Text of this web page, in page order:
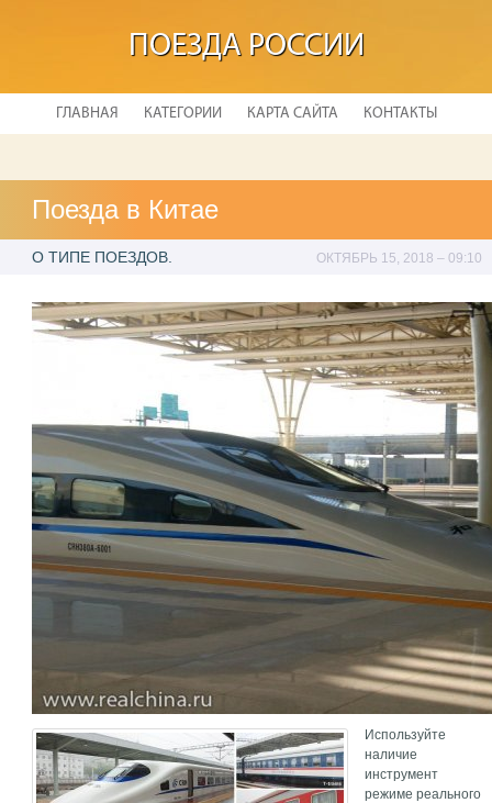
ПОЕЗДА РОССИИ
ГЛАВНАЯ КАТЕГОРИИ КАРТА САЙТА КОНТАКТЫ
Поезда в Китае
О ТИПЕ ПОЕЗДОВ. ОКТЯБРЬ 15, 2018 – 09:10
Используйте
наличие
инструмент
режиме реального